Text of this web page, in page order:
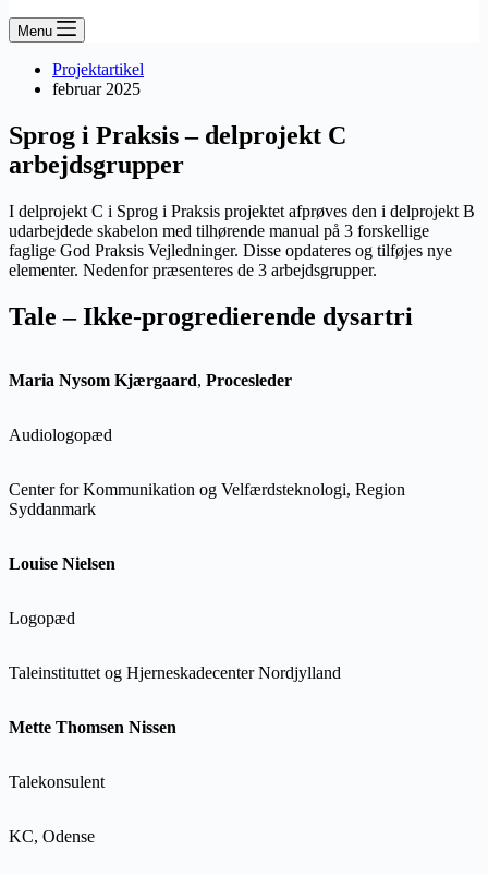
Menu
Projektartikel
februar 2025
Sprog i Praksis – delprojekt C
arbejdsgrupper
I delprojekt C i Sprog i Praksis projektet afprøves den i delprojekt B
udarbejdede skabelon med tilhørende manual på 3 forskellige
faglige God Praksis Vejledninger. Disse opdateres og tilføjes nye
elementer. Nedenfor præsenteres de 3 arbejdsgrupper.
Tale – Ikke-progredierende dysartri
Maria Nysom Kjærgaard, Procesleder
Audiologopæd
Center for Kommunikation og Velfærdsteknologi, Region
Syddanmark
Louise Nielsen
Logopæd
Taleinstituttet og Hjerneskadecenter Nordjylland
Mette Thomsen Nissen
Talekonsulent
KC, Odense